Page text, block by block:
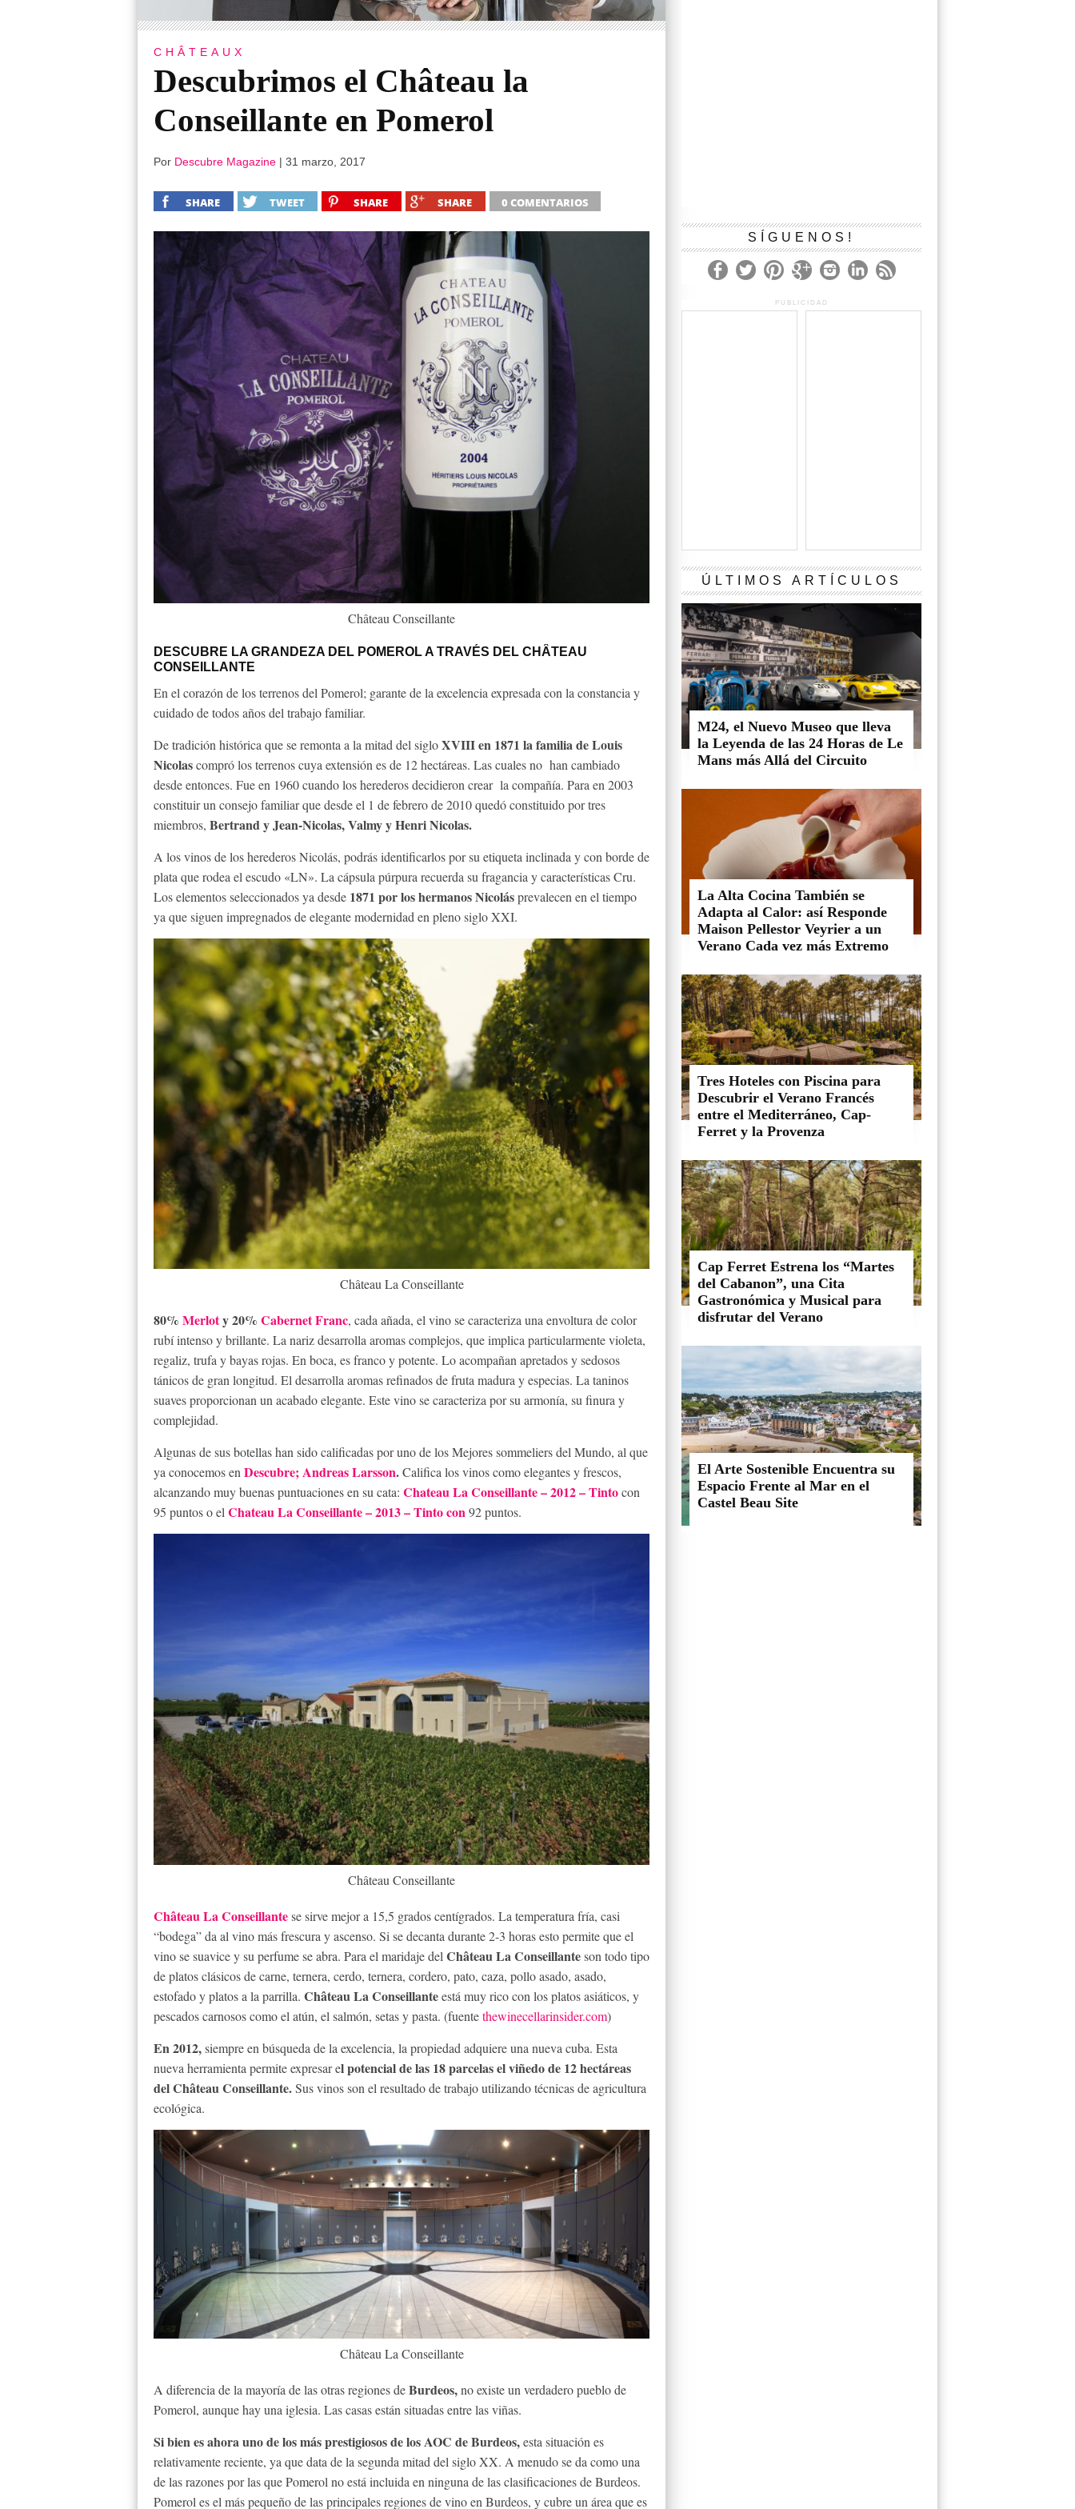
CHÂTEAUX
Descubrimos el Château la
Conseillante en Pomerol
Por Descubre Magazine | 31 marzo, 2017
SHARE TWEET SHARE SHARE 0 COMENTARIOS
Château Conseillante
DESCUBRE LA GRANDEZA DEL POMEROL A TRAVÉS DEL CHÂTEAU
CONSEILLANTE
En el corazón de los terrenos del Pomerol; garante de la excelencia expresada con la constancia y
cuidado de todos años del trabajo familiar.
De tradición histórica que se remonta a la mitad del sigloXVIII en 1871 la familia de Louis
Nicolascompró los terrenos cuya extensión es de 12 hectáreas. Las cuales no han cambiado
desde entonces. Fue en 1960 cuando los herederos decidieron crear la compañía. Para en 2003
constituir un consejo familiar que desde el 1 de febrero de 2010 quedó constituido por tres
miembros, Bertrand y Jean-Nicolas, Valmy y Henri Nicolas.
A los vinos de los herederos Nicolás, podrás identificarlos por su etiqueta inclinada y con borde de
plata que rodea el escudo «LN». La cápsula púrpura recuerda su fragancia y características Cru.
Los elementos seleccionados ya desde 1871 por los hermanos Nicolásprevalecen en el tiempo
ya que siguen impregnados de elegante modernidad en pleno siglo XXI.
Château La Conseillante
80% Merloty 20% Cabernet Franc, cada añada, el vino se caracteriza una envoltura de color
rubí intenso y brillante. La nariz desarrolla aromas complejos, que implica particularmente violeta,
regaliz, trufa y bayas rojas. En boca, es franco y potente. Lo acompañan apretados y sedosos
tánicos de gran longitud. El desarrolla aromas refinados de fruta madura y especias. La taninos
suaves proporcionan un acabado elegante. Este vino se caracteriza por su armonía, su finura y
complejidad.
Algunas de sus botellas han sido calificadas por uno de los Mejores sommeliers del Mundo, al que
ya conocemos enDescubre;Andreas Larsson.Califica los vinos como elegantes y frescos,
alcanzando muy buenas puntuaciones en su cata: Chateau La Conseillante – 2012 – Tintocon
95 puntos o elChateau La Conseillante – 2013 – Tinto con92 puntos.
Château Conseillante
Château La Conseillantese sirve mejor a 15,5 grados centígrados. La temperatura fría, casi
“bodega” da al vino más frescura y ascenso. Si se decanta durante 2-3 horas esto permite que el
vino se suavice y su perfume se abra. Para el maridaje del Château La Conseillanteson todo tipo
de platos clásicos de carne, ternera, cerdo, ternera, cordero, pato, caza, pollo asado, asado,
estofado y platos a la parrilla. Château La Conseillanteestá muy rico con los platos asiáticos, y
pescados carnosos como el atún, el salmón, setas y pasta. (fuentethewinecellarinsider.com)
En 2012,siempre en búsqueda de la excelencia, la propiedad adquiere una nueva cuba. Esta
nueva herramienta permite expresar el potencial de las 18 parcelas el viñedo de 12 hectáreas
del Château Conseillante.Sus vinos son el resultado de trabajo utilizando técnicas de agricultura
ecológica.
Château La Conseillante
A diferencia de la mayoría de las otras regiones deBurdeos,no existe un verdadero pueblo de
Pomerol, aunque hay una iglesia. Las casas están situadas entre las viñas.
Si bien es ahora uno de los más prestigiosos de los AOC de Burdeos,esta situación es
relativamente reciente, ya que data de la segunda mitad del siglo XX. A menudo se da como una
de las razones por las que Pomerol no está incluida en ninguna de las clasificaciones de Burdeos.
Pomerol es el más pequeño de las principales regiones de vino en Burdeos, y cubre un área que es
SÍGUENOS!
PUBLICIDAD
ÚLTIMOS ARTÍCULOS
M24, el Nuevo Museo que lleva
la Leyenda de las 24 Horas de Le
Mans más Allá del Circuito
La Alta Cocina También se
Adapta al Calor: así Responde
Maison Pellestor Veyrier a un
Verano Cada vez más Extremo
Tres Hoteles con Piscina para
Descubrir el Verano Francés
entre el Mediterráneo, Cap-
Ferret y la Provenza
Cap Ferret Estrena los “Martes
del Cabanon”, una Cita
Gastronómica y Musical para
disfrutar del Verano
El Arte Sostenible Encuentra su
Espacio Frente al Mar en el
Castel Beau Site